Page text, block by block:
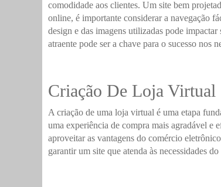
comodidade aos clientes. Um site bem
online, é importante considerar a navegação
design e das imagens utilizadas pode
atraente pode ser a chave para o sucesso nos
Criação De Loja Virtual
A criação de uma loja virtual é uma etapa
uma experiência de compra mais agradável e
aproveitar as vantagens do comércio
garantir um site que atenda às necessidades